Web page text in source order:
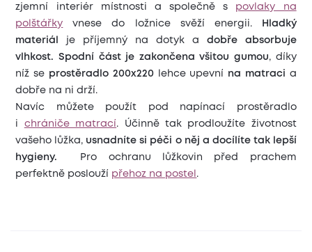
zjemní interiér místnosti a společně s povlaky na
polštářky
vnese do ložnice svěží energii.
Hladký
materiál
je příjemný na dotyk a dobře absorbuje
vlhkost.
Spodní část je zakončena všitou gumou, díky
níž se prostěradlo 200x220lehce upevní na matraci a
dobře na ni drží.
Navíc můžete použít pod napínací prostěradlo
i chrániče matrací. Účinně tak prodloužíte životnost
vašeho lůžka, usnadníte si péči o něj a docílíte tak lepší
hygieny.
Pro ochranu lůžkovin před prachem
perfektně poslouží přehoz na postel .